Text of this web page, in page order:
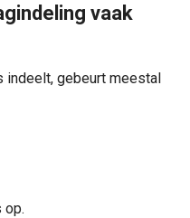
vaak
indeelt, gebeurt meestal
op.